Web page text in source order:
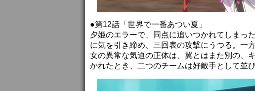
●第12話「世界で一番あつい夏」
夕姫のエラーで、同点に追いつかれてしま
に気を引き締め、三回表の攻撃にうつる。一
女の異常な気迫の正体は、翼とはまた別の
かれたとき、二つのチームは好敵手として並び